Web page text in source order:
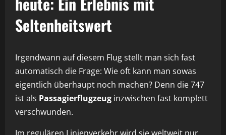
Seltenheitswert
Irgendwann auf diesem Flug stellt man sich fast
automatisch die Frage: Wie oft kann man sowas
eigentlich überhaupt noch machen? Denn die 747
ist als Passagierflugzeug inzwischen fast komplett
verschwunden.